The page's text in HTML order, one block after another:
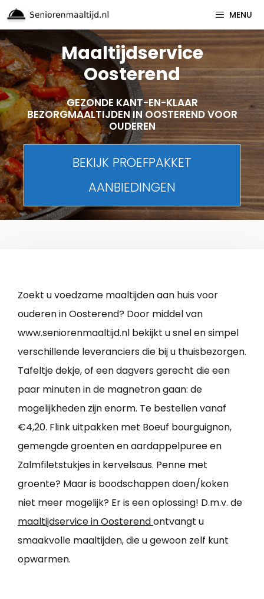
Spring
naar
inhoud
MENU
Maaltijdservice
Oosterend
GEZONDE KANT-EN-KLAAR
BEZORGMAALTIJDEN IN OOSTEREND VOOR
OUDEREN
BEKIJK PROEFPAKKET
AANBIEDINGEN
Zoekt u voedzame maaltijden aan huis voor
ouderen in Oosterend? Door middel van
www.seniorenmaaltijd.nl bekijkt u snel en simpel
verschillende leveranciers die bij u thuisbezorgen.
Tafeltje dekje, of een dagvers gerecht die een
paar minuten in de magnetron gaan: de
mogelijkheden zijn enorm. Te bestellen vanaf
€4,20. Flink uitpakken met Boeuf bourguignon,
gemengde groenten en aardappelpuree en
Zalmfiletstukjes in kervelsaus. Penne met
groente? Maar is boodschappen doen/koken
niet meer mogelijk? Er is een oplossing! D.m.v. de
maaltijdservice in Oosterendontvangt u
smaakvolle maaltijden, die u gewoon zelf kunt
opwarmen.